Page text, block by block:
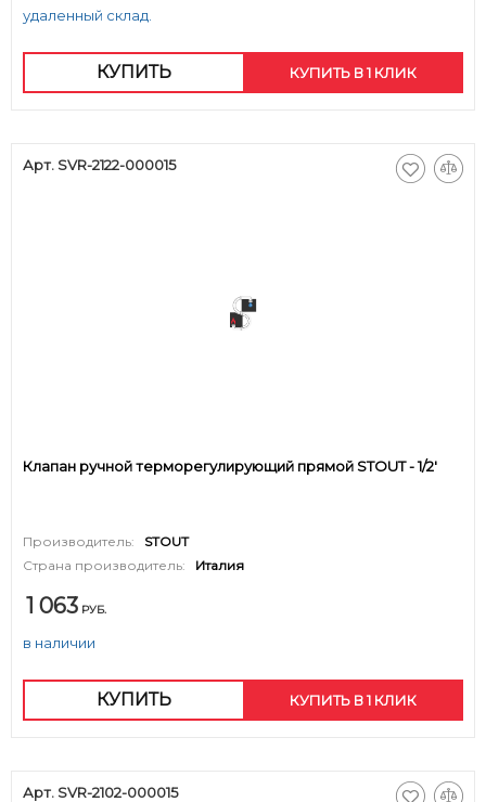
удаленный склад.
КУПИТЬ КУПИТЬ В 1 КЛИК
Арт. SVR-2122-000015
Клапан ручной терморегулирующий прямой STOUT - 1/2'
Производитель:
STOUT
Страна производитель:
Италия
1 063 РУБ.
в наличии
КУПИТЬ КУПИТЬ В 1 КЛИК
Арт. SVR-2102-000015